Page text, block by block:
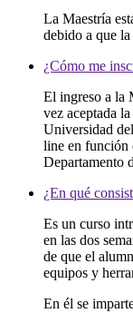
La Maestría
debido a que la
¿Cómo me
El ingreso a la
vez aceptada
Universidad
line en función
Departamento
¿En qué
Es un curso
en las dos
de que el
equipos y
En él se